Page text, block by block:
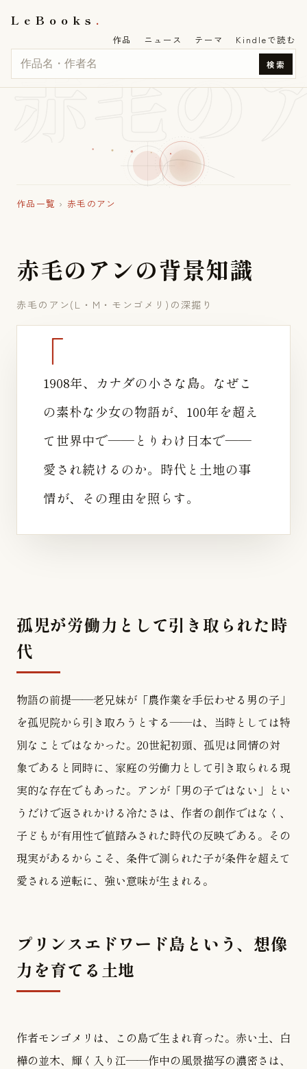
LeBooks
検索
作品 ニュース テーマ Kindleで読む
赤毛の
作品一覧 › 赤毛のアン
赤毛のア ンの背景知識
赤毛のアン(L・M・モンゴメリ)の深掘り
1908年、カナダの小さな島。なぜこ
の素朴な少女の物語が、100年を超え
て世界中で——とりわけ日本で——
愛され続けるのか。時代と土地の事
情が、その理由を照らす。
孤児が労働力として引き取られた時
代
物語の前提——老兄妹が「農作業を手伝わせる男の子」
を孤児院から引き取ろうとする——は、当時としては特
別なことではなかった。20世紀初頭、孤児は同情の対
象であると同時に、家庭の労働力として引き取られる現
実的な存在でもあった。アンが「男の子ではない」とい
うだけで返されかける冷たさは、作者の創作ではなく、
子どもが有用性で値踏みされた時代の反映である。その
現実があるからこそ、条件で測られた子が条件を超えて
愛される逆転に、強い意味が生まれる。
プリンスエドワード島という、想像
力を育てる土地
作者モンゴメリは、この島で生まれ育った。赤い土、白
樺の並木、輝く入り江——作中の風景描写の濃密さは、